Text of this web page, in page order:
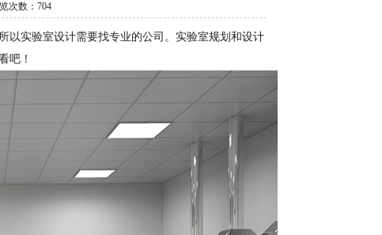
次数： 704
以实验室设计需要找专业的公司。实验室规划和设计
吧！